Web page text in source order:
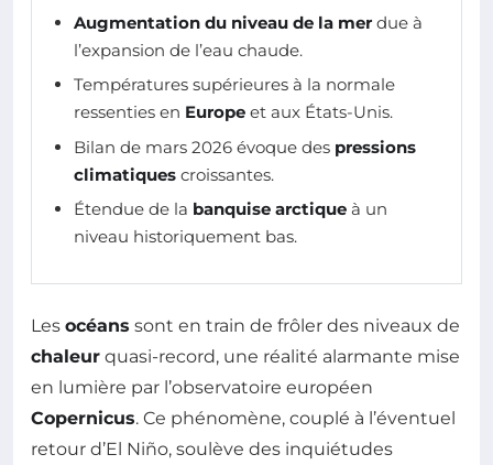
Augmentation du niveau de la mer due à
l’expansion de l’eau chaude.
Températures supérieures à la normale
ressenties en Europe et aux États-Unis.
Bilan de mars 2026 évoque des pressions
climatiques croissantes.
Étendue de la banquise arctique à un
niveau historiquement bas.
Les océans sont en train de frôler des niveaux de
chaleur quasi-record, une réalité alarmante mise
en lumière par l’observatoire européen
Copernicus. Ce phénomène, couplé à l’éventuel
retour d’El Niño, soulève des inquiétudes